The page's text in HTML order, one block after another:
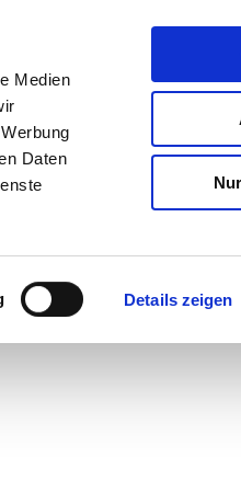
Medien
Daten
Details zeigen